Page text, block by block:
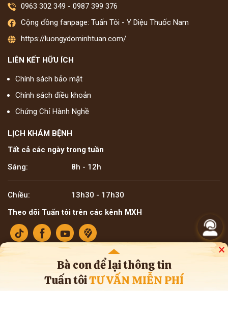
Bà con để lại thông tin
Tuấn tôiTƯ VẤN MIỄN PHÍ
×
0963 302 349 - 0987 399 376
Cộng đồng fanpage: Tuấn Tôi - Y Diệu Thuốc Nam
https://luongydominhtuan.com/
LIÊN KẾT HỮU ÍCH
Chính sách bảo mật
Chính sách điều khoản
Chứng Chỉ Hành Nghề
LỊCH KHÁM BỆNH
Tất cả các ngày trong tuần
Sáng:
8h - 12h
Chiều:
13h30 - 17h30
Theo dõi Tuấn tôi trên các kênh MXH
Bản quyền ©2025 Lương y Đỗ Minh Tuấn
* Thông tin trên website mang tính tham khảo nội bộ về y học cổ truyền. Bà con